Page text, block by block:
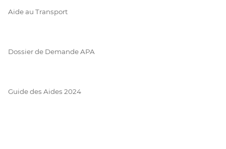
Aide au Transport
Dossier de Demande APA
Guide des Aides 2024